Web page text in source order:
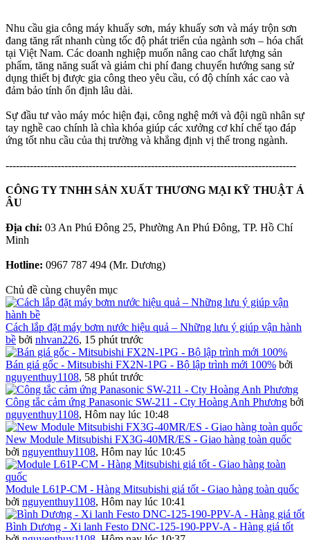
Nhu cầu gia công máy khuấy sơn, máy khuấy sơn và máy trộn sơn
đang tăng rất nhanh cùng tốc độ phát triển của ngành sơn – hóa chất
tại Việt Nam. Các doanh nghiệp muốn nâng cao chất lượng sản
phẩm, tăng năng suất và giảm chi phí đang chuyển hướng sang sử
dụng thiết bị được gia công theo yêu cầu, có độ chính xác cao và
đảm bảo tính ổn định lâu dài.
Sự đầu tư vào máy móc hiện đại, công nghệ mới và đội ngũ nhân sự
tay nghề cao chính là chìa khóa giúp các xưởng cơ khí chế tạo đáp
ứng tốt nhu cầu của thị trường và khẳng định vị thế trong ngành.
------------------------------------------------------------------------------------
CÔNG TY TNHH SẢN XUẤT THƯƠNG MẠI KỸ THUẬT Á
ÂU
Địa chỉ: 03 An Phú Đông 25, Phường An Phú Đông, TP. Hồ Chí
Minh
Hotline: 0967 787 494 (Mr. Dương)
Chủ đề cùng chuyên mục
Cách lắp đặt máy bơm nước hiệu quả – Những lưu ý giúp vận hành
bề bởi nhvan226, 15 phút trước
Bán giá gốc - Mitsubishi FX2N-1PG - Bộ lập trình mới 100% bởi
nguyenthuy1108, 58 phút trước
Công tắc cảm ứng Panasonic SW-211 - Cty Hoàng Anh Phương bởi
nguyenthuy1108, Hôm nay lúc 10:48
New Module Mitsubishi FX3G-40MR/ES - Giao hàng toàn quốc
bởi nguyenthuy1108, Hôm nay lúc 10:45
Module L61P-CM - Hàng Mitsubishi giá tốt - Giao hàng toàn quốc
bởi nguyenthuy1108, Hôm nay lúc 10:41
Bình Dương - Xi lanh Festo DNC-125-190-PPV-A - Hàng giá tốt